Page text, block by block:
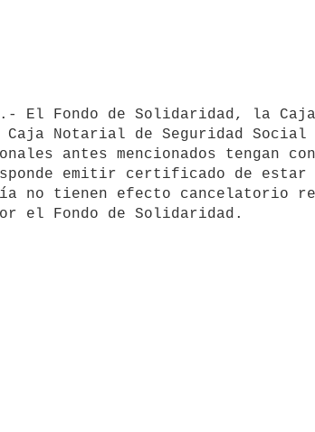
Notarial de Seguridad Social
antes mencionados tengan
emitir certificado de